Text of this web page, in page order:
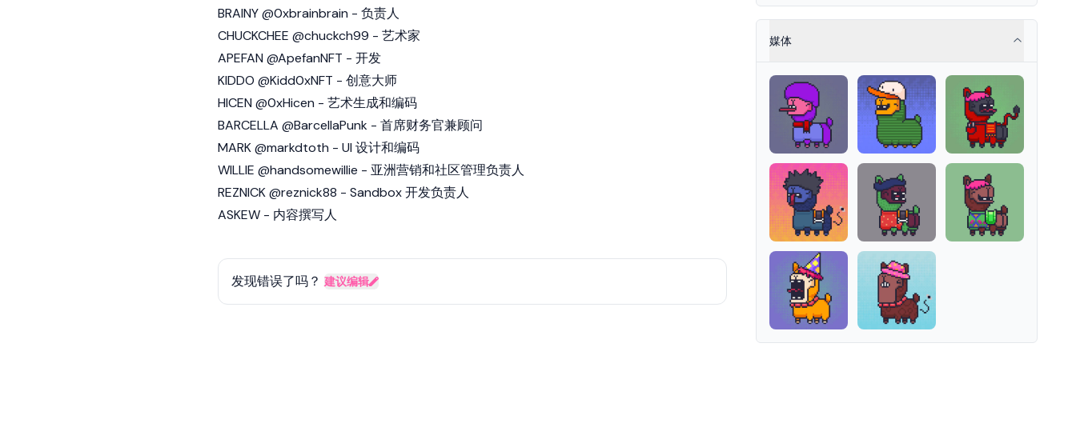
BRAINY @0xbrainbrain - 负责人
CHUCKCHEE @chuckch99 - 艺术家
APEFAN @ApefanNFT - 开发
KIDDO @Kidd0xNFT - 创意大师
HICEN @0xHicen - 艺术生成和编码
BARCELLA @BarcellaPunk - 首席财务官兼顾问
MARK @markdtoth - UI 设计和编码
WILLIE @handsomewillie - 亚洲营销和社区管理负责人
REZNICK @reznick88 - Sandbox 开发负责人
ASKEW - 内容撰写人
发现错误了吗？ 建议编辑
risk-resistant passive index
investing with systematic beta
媒体